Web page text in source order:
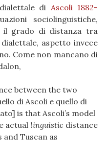
di Ascoli 1882-
sociolinguistiche,
il grado di distanza tra
aspetto invece
Come non mancano di
between the two
di Ascoli e quello di
is that Ascoli’s model
actual linguistic distance
Tuscan as